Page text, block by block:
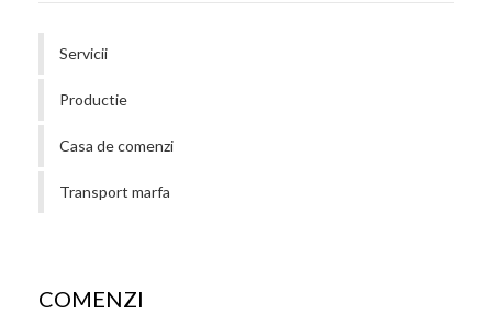
Servicii
Productie
Casa de comenzi
Transport marfa
COMENZI